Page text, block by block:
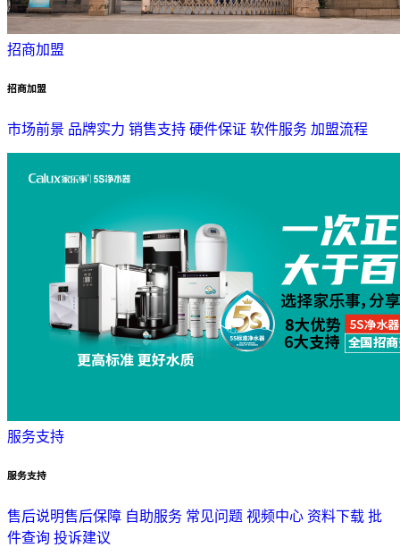
招商加盟
招商加盟
市场前景 品牌实力 销售支持 硬件保证 软件服务 加盟流程
服务支持
服务支持
售后说明售后保障 自助服务 常见问题 视频中心 资料下载 批
件查询 投诉建议